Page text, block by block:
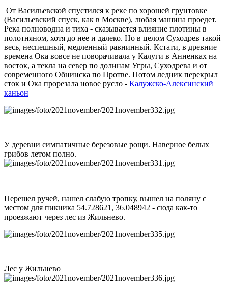
От Васильевской спустился к реке по хорошей грунтовке
(Васильевский спуск, как в Москве), любая машина проедет.
Река полноводна и тиха - сказывается влияние плотины в
полотняном, хотя до нее и далеко. Но в целом Суходрев такой
весь, неспешный, медленный равнинный. Кстати, в древние
времена Ока вовсе не поворачивала у Калуги в Анненках на
восток, а текла на север по долинам Угры, Суходрева и от
современного Обнинска по Протве. Потом ледник перекрыл
сток и Ока прорезала новое русло - Калужско-Алексинский
каньон
У деревни симпатичные березовые рощи. Наверное белых
грибов летом полно.
Перешел ручей, нашел слабую тропку, вышел на поляну с
местом для пикника 54.728621, 36.048942 - сюда как-то
проезжают через лес из Жильнево.
Лес у Жильнево